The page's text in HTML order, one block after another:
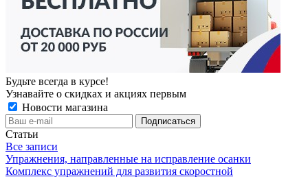
Будьте всегда в курсе!
Узнавайте о скидках и акциях первым
Новости магазина
Статьи
Все записи
Упражнения, направленные на исправление осанки
Комплекс упражнений для развития скоростной